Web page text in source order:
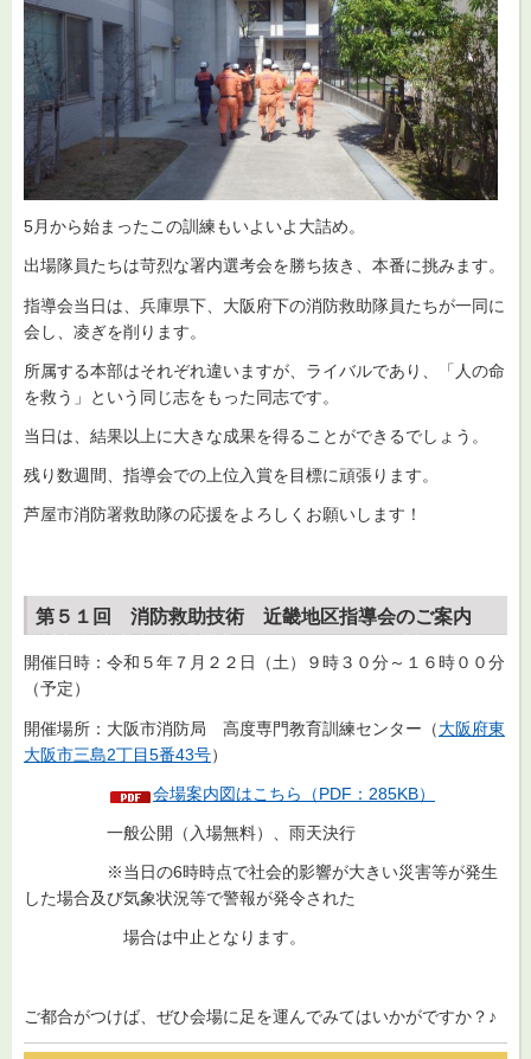
5月から始まったこの訓練もいよいよ大詰め。
出場隊員たちは苛烈な署内選考会を勝ち抜き、本番に挑みます。
指導会当日は、兵庫県下、大阪府下の消防救助隊員たちが一同に
会し、凌ぎを削ります。
所属する本部はそれぞれ違いますが、ライバルであり、「人の命
を救う」という同じ志をもった同志です。
当日は、結果以上に大きな成果を得ることができるでしょう。
残り数週間、指導会での上位入賞を目標に頑張ります。
芦屋市消防署救助隊の応援をよろしくお願いします！
第５１回 消防救助技術 近畿地区指導会のご案内
開催日時：令和５年７月２２日（土）９時３０分～１６時００分
（予定）
開催場所：大阪市消防局 高度専門教育訓練センター（大阪府東
大阪市三島2丁目5番43号）
会場案内図はこちら（PDF：285KB）
一般公開（入場無料）、雨天決行
※当日の6時時点で社会的影響が大きい災害等が発生
した場合及び気象状況等で警報が発令された
場合は中止となります。
ご都合がつけば、ぜひ会場に足を運んでみてはいかがですか？♪